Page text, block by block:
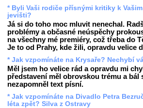
* Byli Vaši rodiče přísnými kritiky k
jevišti?
Já si do toho moc mluvit nenechal.
problémy a občasné neúspěchy
na všechny mé premiéry, což třeba do
Je to od Prahy, kde žili, opravdu velice
* Jak vzpomínáte na Krysaře? Nechybí
Měl jsem ho velice rád a opravdu mi
představení měl obrovskou trému a bál
nezapomněl text písní.
* Jak vzpomínáte na Divadlo Petra
léta zpět? Silva z Ostravy